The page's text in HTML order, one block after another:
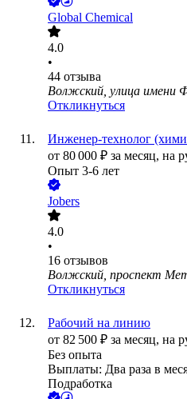
Global Chemical
4.0
•
44 отзыва
Волжский, улица имени
Откликнуться
Инженер-технолог
от 80 000 ₽ за месяц, на
Опыт 3-6 лет
Jobers
4.0
•
16 отзывов
Волжский, проспект
Откликнуться
Рабочий на линию
от 82 500 ₽ за месяц, на
Без опыта
Выплаты: Два раза в
Подработка